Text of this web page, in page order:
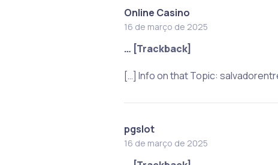
Online Casino
16 de março de 2025
… [Trackback]
[…] Info on that Topic:
pgslot
16 de março de 2025